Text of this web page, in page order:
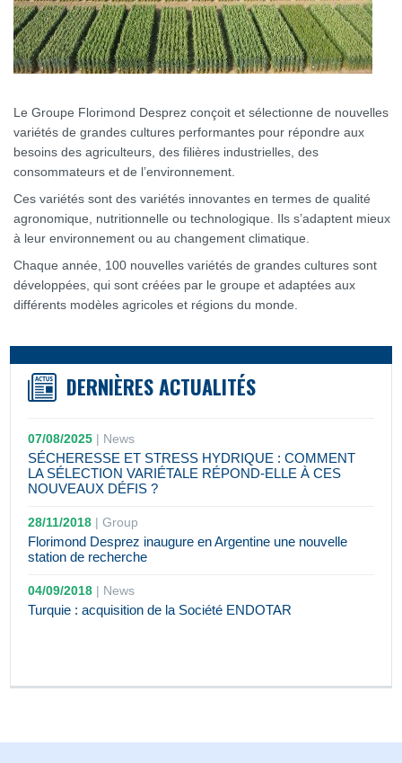
Le Groupe Florimond Desprez conçoit et sélectionne de nouvelles
variétés de grandes cultures performantes pour répondre aux
besoins des agriculteurs, des filières industrielles, des
consommateurs et de l’environnement.
Ces variétés sont des variétés innovantes en termes de qualité
agronomique, nutritionnelle ou technologique. Ils s’adaptent mieux
à leur environnement ou au changement climatique.
Chaque année, 100 nouvelles variétés de grandes cultures sont
développées, qui sont créées par le groupe et adaptées aux
différents modèles agricoles et régions du monde.
DERNIÈRES ACTUALITÉS
07/08/2025 | News
SÉCHERESSE ET STRESS HYDRIQUE : COMMENT
LA SÉLECTION VARIÉTALE RÉPOND-ELLE À CES
NOUVEAUX DÉFIS ?
28/11/2018 |Group
Florimond Desprez inaugure en Argentine une nouvelle
station de recherche
04/09/2018 | News
Turquie : acquisition de la Société ENDOTAR